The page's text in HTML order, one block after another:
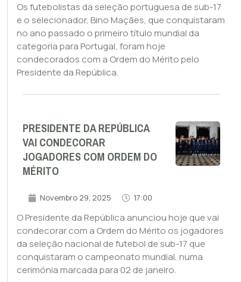
Os futebolistas da seleção portuguesa de sub-17
e o selecionador, Bino Maçães, que conquistaram
no ano passado o primeiro título mundial da
categoria para Portugal, foram hoje
condecorados com a Ordem do Mérito pelo
Presidente da República.
PRESIDENTE DA REPÚBLICA
VAI CONDECORAR
JOGADORES COM ORDEM DO
MÉRITO
Novembro 29, 2025 17:00
O Presidente da República anunciou hoje que vai
condecorar com a Ordem do Mérito os jogadores
da seleção nacional de futebol de sub-17 que
conquistaram o campeonato mundial, numa
cerimónia marcada para 02 de janeiro.